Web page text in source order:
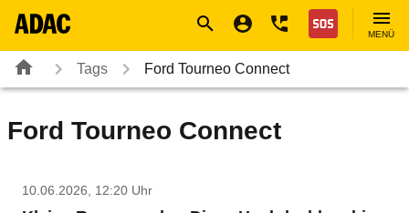
Nothilfe
MENÜ
Tags Ford Tourneo Connect
Ford Tourneo Connect
10.06.2026, 12:20 Uhr